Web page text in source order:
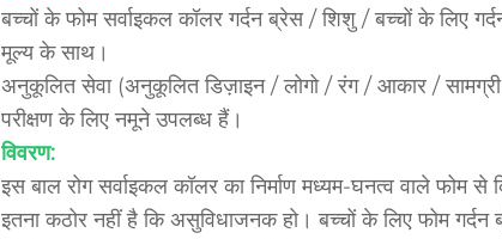
बच्चों के फोम सर्वाइकल कॉलर गर्दन ब्रेस / शिशु / बच्चों के लिए
मूल्य के साथ।
अनुकूलित सेवा (अनुकूलित डिज़ाइन / लोगो / रंग / आकार / सामग्री
परीक्षण के लिए नमूने उपलब्ध हैं।
विवरण:
इस बाल रोग सर्वाइकल कॉलर का निर्माण मध्यम-घनत्व वाले फोम
इतना कठोर नहीं है कि असुविधाजनक हो। बच्चों के लिए फोम गर्दन